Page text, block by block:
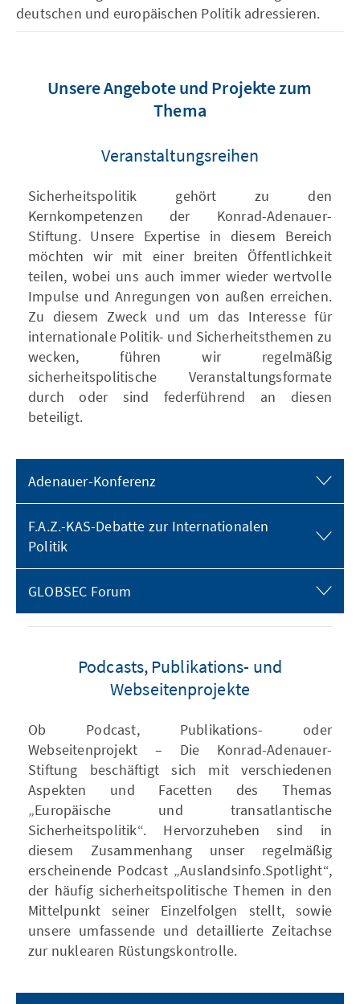
deutschen und europäischen Politik adressieren.
Unsere Angebote und Projekte zum
Thema
Veranstaltungsreihen
Sicherheitspolitik gehört zu den
Kernkompetenzen der Konrad-Adenauer-
Stiftung. Unsere Expertise in diesem Bereich
möchten wir mit einer breiten Öffentlichkeit
teilen, wobei uns auch immer wieder wertvolle
Impulse und Anregungen von außen erreichen.
Zu diesem Zweck und um das Interesse für
internationale Politik- und Sicherheitsthemen zu
wecken, führen wir regelmäßig
sicherheitspolitische Veranstaltungsformate
durch oder sind federführend an diesen
beteiligt.
Adenauer-Konferenz
F.A.Z.-KAS-Debatte zur Internationalen
Politik
GLOBSEC Forum
Podcasts, Publikations- und
Webseitenprojekte
Ob Podcast, Publikations- oder
Webseitenprojekt – Die Konrad-Adenauer-
Stiftung beschäftigt sich mit verschiedenen
Aspekten und Facetten des Themas
„Europäische und transatlantische
Sicherheitspolitik“. Hervorzuheben sind in
diesem Zusammenhang unser regelmäßig
erscheinende Podcast „Auslandsinfo.Spotlight“,
der häufig sicherheitspolitische Themen in den
Mittelpunkt seiner Einzelfolgen stellt, sowie
unsere umfassende und detaillierte Zeitachse
zur nuklearen Rüstungskontrolle.